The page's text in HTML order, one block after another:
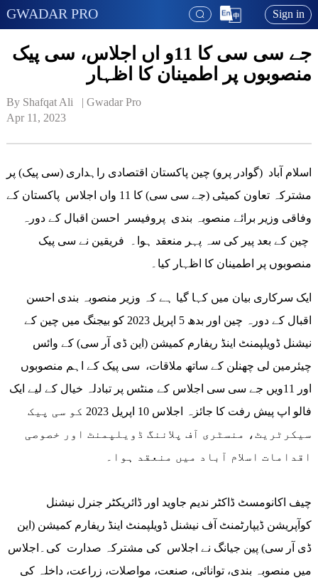
GWADAR PRO Sign in
جے سی سی کا 11و اں اجلاس، سی پیک
منصوبوں پر اطمینان کا اظہار
By Shafqat Ali   | Gwadar Pro
Apr 11, 2023
اسلام آباد (گوادر پرو) چین پاکستان اقتصادی راہداری (سی پیک) پر
مشترکہ تعاون کمیٹی (جے سی سی) کا 11 واں اجلاس پاکستان کے
وفاقی وزیر برائے منصوبہ بندی پروفیسر احسن اقبال کے دورہ
چین کے بعد پیر کی سہ پہر منعقد ہوا۔ فریقین نے سی پیک
منصوبوں پر اطمینان کا اظہار کیا۔
ایک سرکاری بیان میں کہا گیا ہے کہ وزیر منصوبہ بندی احسن
اقبال کے دورہ چین اور بدھ 5 اپریل 2023 کو بیجنگ میں چین کے
نیشنل ڈویلپمنٹ اینڈ ریفارم کمیشن (این ڈی آر سی) کے وائس
چیئرمین لی چھنلن کے ساتھ ملاقات، سی پیک کے اہم منصوبوں
اور 11ویں جے سی سی اجلاس کے منٹس پر تبادلہ خیال کے لیے ایک
فالو اپ پیش رفت کا جائزہ اجلاس 10 اپریل 2023 کو سی پیک
سیکرٹریٹ، منسٹری آف پلاننگ ڈویلپمنٹ اور خصوصی
اقدامات اسلام آباد میں منعقد ہوا۔
چیف اکانومسٹ ڈاکٹر ندیم جاوید اور ڈائریکٹر جنرل نیشنل
کوآپریشن ڈیپارٹمنٹ آف نیشنل ڈویلپمنٹ اینڈ ریفارم کمیشن (این
ڈی آر سی) پین جیانگ نے اجلاس کی مشترکہ صدارت کی۔اجلاس
میں منصوبہ بندی، توانائی، صنعت، مواصلات، زراعت، داخلہ کی